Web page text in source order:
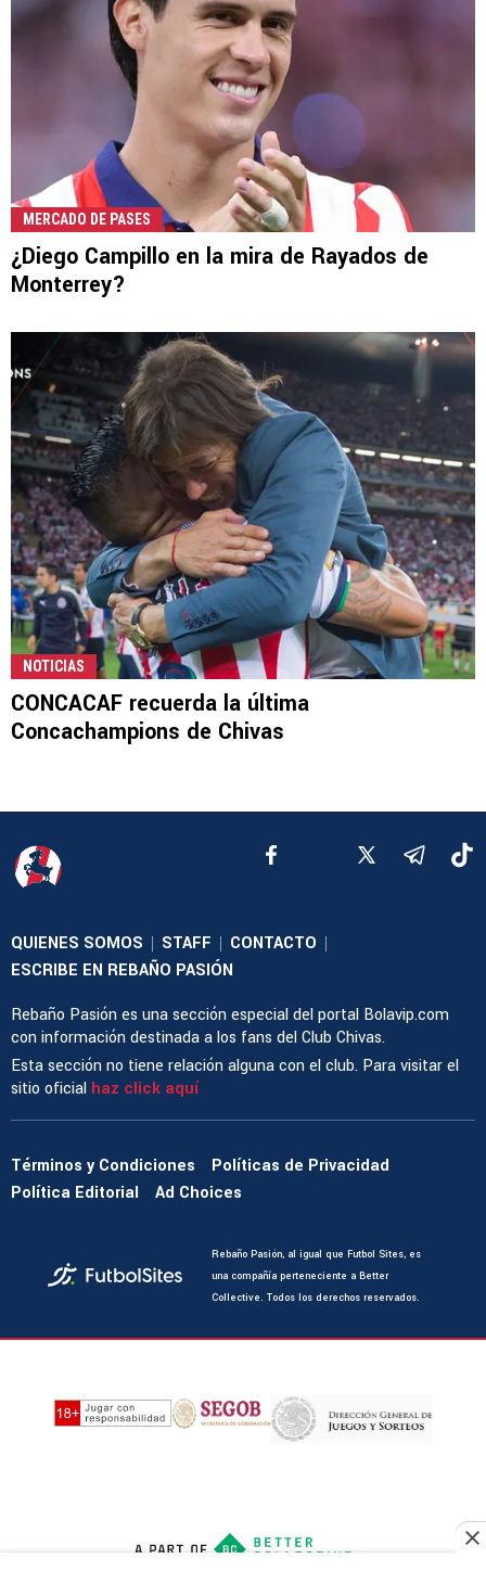
MERCADO DE PASES
¿Diego Campillo en la mira de Rayados de
Monterrey?
NOTICIAS
CONCACAF recuerda la última
Concachampions de Chivas
QUIENES SOMOS | STAFF | CONTACTO |
ESCRIBE EN REBAÑO PASIÓN
Rebaño Pasión es una sección especial del portal Bolavip.com
con información destinada a los fans del Club Chivas.
Esta sección no tiene relación alguna con el club. Para visitar el
sitio oficial haz click aquí
Términos y Condiciones
Políticas de Privacidad
Política Editorial
Ad Choices
Rebaño Pasión, al igual que Futbol Sites, es
una compañía perteneciente a Better
Collective. Todos los derechos reservados.